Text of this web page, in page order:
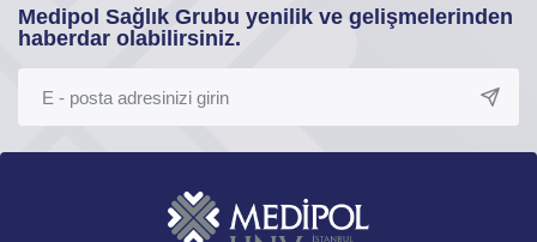
Medipol Sağlık Grubu yenilik ve gelişmelerinden
haberdar olabilirsiniz.